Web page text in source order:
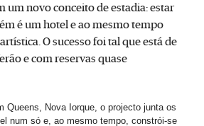
um novo conceito de estadia: estar
é um hotel e ao mesmo tempo
O sucesso foi tal que está de
e com reservas quase
Queens, Nova Iorque, o projecto junta os
num só e, ao mesmo tempo, constrói-se